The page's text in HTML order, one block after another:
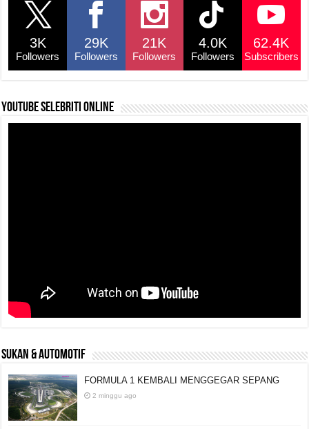
b
o
o
k
p
Li
n
k
3K
Followers
29K
Followers
21K
Followers
4.0K
Followers
62.4K
Subscribers
YouTube selebriti online
SUKAN & AUTOMOTIF
FORMULA 1 KEMBALI MENGGEGAR SEPANG
2 minggu ago